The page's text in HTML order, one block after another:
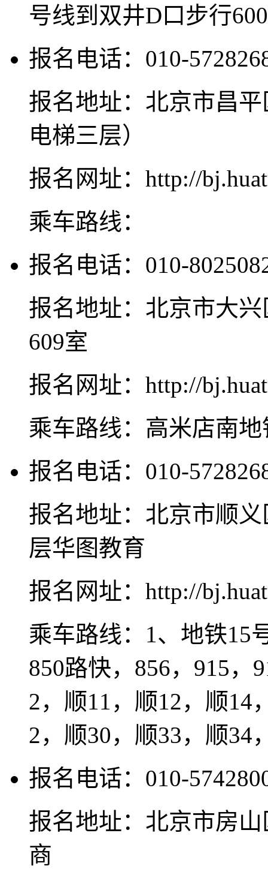
号线到双井D口步行
报名电话：010-
报名地址：北京市昌
电梯三层）
报名网址：http://
乘车路线：
报名电话：010-
报名地址：北京市大
609室
报名网址：http://
乘车路线：高米店南
报名电话：010-
报名地址：北京市顺
层华图教育
报名网址：http://
乘车路线：1、地铁15
850路快，856，915，
2，顺11，顺12，顺14
2，顺30，顺33，顺34
报名电话：010-
报名地址：北京市房
商